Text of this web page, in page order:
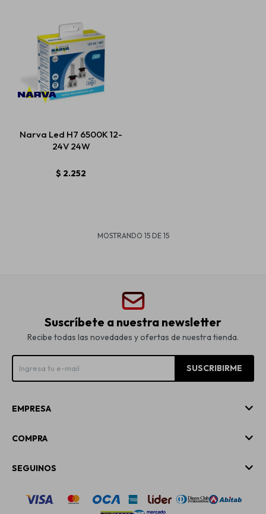
Narva Led H7 6500K 12-
24V 24W
$ 2.252
MOSTRANDO 15DE 15
Suscríbete a nuestra newsletter
Recibe todas las novedades y ofertas de nuestra tienda.
SUSCRIBIRME
EMPRESA
COMPRA
SEGUINOS